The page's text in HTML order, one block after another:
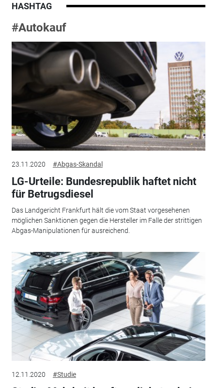
HASHTAG
#Autokauf
23.11.2020 #Abgas-Skandal
LG-Urteile: Bundesrepublik haftet nicht
für Betrugsdiesel
Das Landgericht Frankfurt hält die vom Staat vorgesehenen
möglichen Sanktionen gegen die Hersteller im Falle der strittigen
Abgas-Manipulationen für ausreichend.
12.11.2020 #Studie